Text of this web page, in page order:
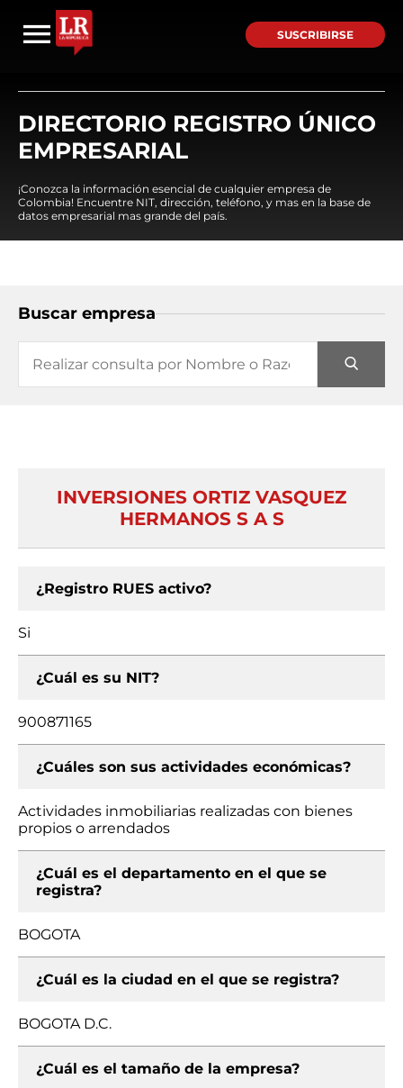
SUSCRIBIRSE
DIRECTORIO REGISTRO ÚNICO
EMPRESARIAL
¡Conozca la información esencial de cualquier empresa de
Colombia! Encuentre NIT, dirección, teléfono, y mas en la base de
datos empresarial mas grande del país.
Buscar empresa
INVERSIONES ORTIZ VASQUEZ
HERMANOS S A S
¿Registro RUES activo?
Si
¿Cuál es su NIT?
900871165
¿Cuáles son sus actividades económicas?
Actividades inmobiliarias realizadas con bienes
propios o arrendados
¿Cuál es el departamento en el que se
registra?
BOGOTA
¿Cuál es la ciudad en el que se registra?
BOGOTA D.C.
¿Cuál es el tamaño de la empresa?